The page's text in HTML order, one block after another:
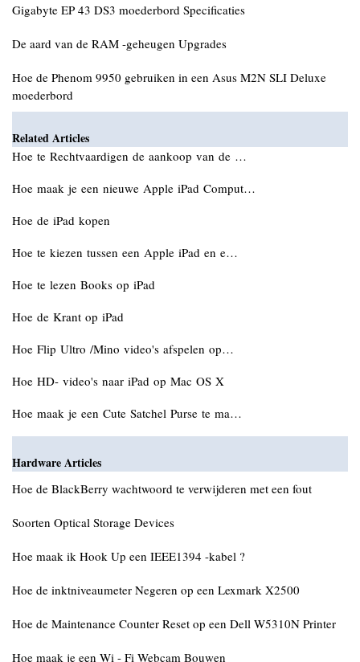
Gigabyte EP 43 DS3 moederbord Specificaties
De aard van de RAM -geheugen Upgrades
Hoe de Phenom 9950 gebruiken in een Asus M2N SLI Deluxe
moederbord
Related Articles
Hoe te Rechtvaardigen de aankoop van de …
Hoe maak je een nieuwe Apple iPad Comput…
Hoe de iPad kopen
Hoe te kiezen tussen een Apple iPad en e…
Hoe te lezen Books op iPad
Hoe de Krant op iPad
Hoe Flip Ultro /Mino video's afspelen op…
Hoe HD- video's naar iPad op Mac OS X
Hoe maak je een Cute Satchel Purse te ma…
Hardware Articles
Hoe de BlackBerry wachtwoord te verwijderen met een fout
Soorten Optical Storage Devices
Hoe maak ik Hook Up een IEEE1394 -kabel ?
Hoe de inktniveaumeter Negeren op een Lexmark X2500
Hoe de Maintenance Counter Reset op een Dell W5310N Printer
Hoe maak je een Wi - Fi Webcam Bouwen